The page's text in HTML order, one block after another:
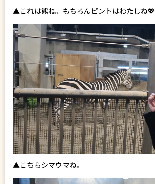
▲これは熊ね。もちろんピントはわたしね💖
▲こちらシマウマね。